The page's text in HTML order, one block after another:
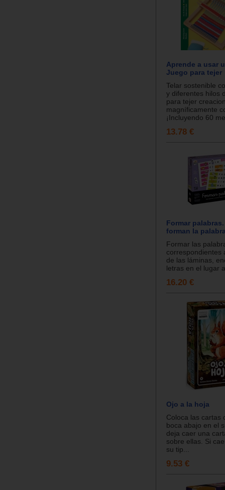
Aprende a usar
Juego para tejer
Telar sostenible
y diferentes hilos
para tejer
magníficamente
¡Incluyendo 60
13.78 €
Formar
forman la
Formar las
correspondientes
de las láminas,
letras en el lugar
16.20 €
Ojo a la hoja
Coloca las cartas
boca abajo en el
deja caer una
sobre ellas. Si
su tip...
9.53 €